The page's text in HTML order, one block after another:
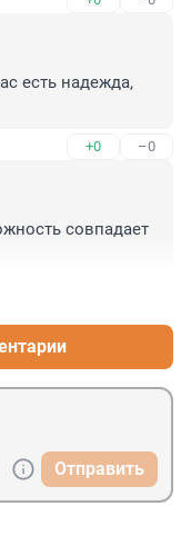
есть надежда,
+0 –0
совпадает
Отправить